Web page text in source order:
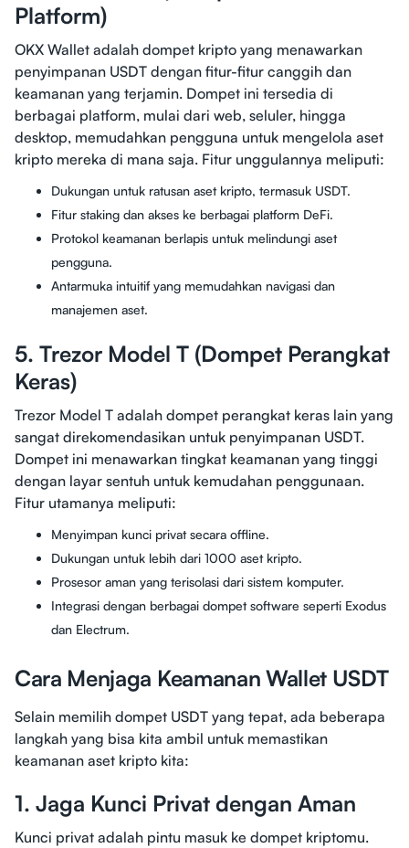
Platform)
OKX Wallet adalah dompet kripto yang menawarkan
penyimpanan USDT dengan fitur-fitur canggih dan
keamanan yang terjamin. Dompet ini tersedia di
berbagai platform, mulai dari web, seluler, hingga
desktop, memudahkan pengguna untuk mengelola aset
kripto mereka di mana saja. Fitur unggulannya meliputi:
Dukungan untuk ratusan aset kripto, termasuk USDT.
Fitur staking dan akses ke berbagai platform DeFi.
Protokol keamanan berlapis untuk melindungi aset
pengguna.
Antarmuka intuitif yang memudahkan navigasi dan
manajemen aset.
5. Trezor Model T (Dompet Perangkat
Keras)
Trezor Model T adalah dompet perangkat keras lain yang
sangat direkomendasikan untuk penyimpanan USDT.
Dompet ini menawarkan tingkat keamanan yang tinggi
dengan layar sentuh untuk kemudahan penggunaan.
Fitur utamanya meliputi:
Menyimpan kunci privat secara offline.
Dukungan untuk lebih dari 1000 aset kripto.
Prosesor aman yang terisolasi dari sistem komputer.
Integrasi dengan berbagai dompet software seperti Exodus
dan Electrum.
Cara Menjaga Keamanan Wallet USDT
Selain memilih dompet USDT yang tepat, ada beberapa
langkah yang bisa kita ambil untuk memastikan
keamanan aset kripto kita:
1. Jaga Kunci Privat dengan Aman
Kunci privat adalah pintu masuk ke dompet kriptomu.